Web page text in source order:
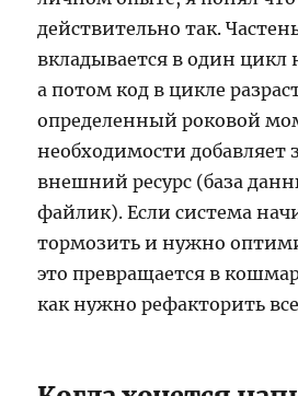
действительно так.
вкладывается в один цикл
а потом код в цикле
определенный роковой
необходимости добавляет
внешний ресурс (база
файлик). Если система
тормозить и нужно
это превращается в
как нужно рефакторить